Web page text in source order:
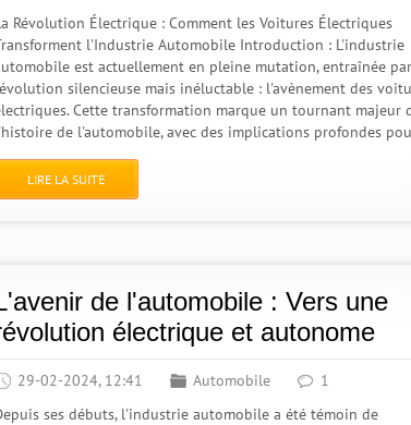
Révolution Électrique : Comment les Voitures Électriques
l'Industrie Automobile Introduction : L'industrie
est actuellement en pleine mutation, entraînée
silencieuse mais inéluctable : l'avènement des
Cette transformation marque un tournant majeur
de l'automobile, avec des implications profondes
LIRE LA SUITE
de l'automobile : Vers une
électrique et autonome
29-02-2024, 12:41 Automobile
1
ses débuts, l'industrie automobile a été témoin de